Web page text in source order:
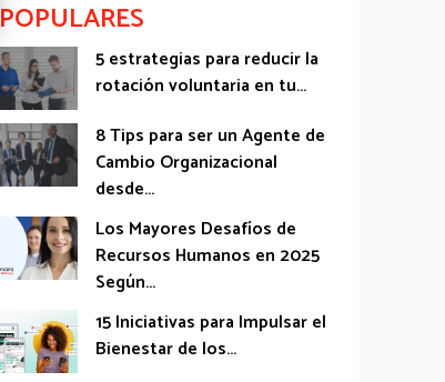
POPULARES
5 estrategias para reducir la
rotación voluntaria en tu...
8 Tips para ser un Agente de
Cambio Organizacional
desde...
Los Mayores Desafíos de
Recursos Humanos en 2025
Según...
15 Iniciativas para Impulsar el
Bienestar de los...